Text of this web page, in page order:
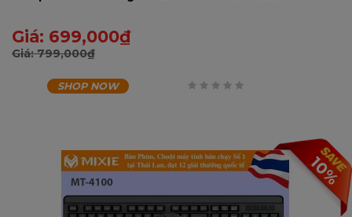
Giá: 699,000₫
Giá:799,000₫
SHOP NOW
10%